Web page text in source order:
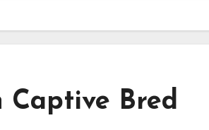
Captive Bred